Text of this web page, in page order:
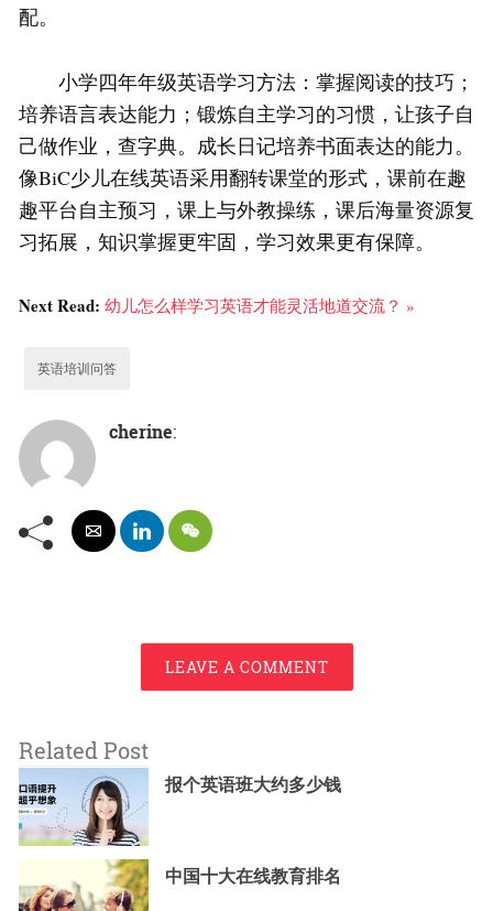
配。
小学四年年级英语学习方法：掌握阅读的技巧；
培养语言表达能力；锻炼自主学习的习惯，让孩子自
己做作业，查字典。成长日记培养书面表达的能力。
像BiC少儿在线英语采用翻转课堂的形式，课前在趣
趣平台自主预习，课上与外教操练，课后海量资源复
习拓展，知识掌握更牢固，学习效果更有保障。
Next Read: 幼儿怎么样学习英语才能灵活地道交流？ »
英语培训问答
cherine:
LEAVE A COMMENT
Related Post
报个英语班大约多少钱
中国十大在线教育排名